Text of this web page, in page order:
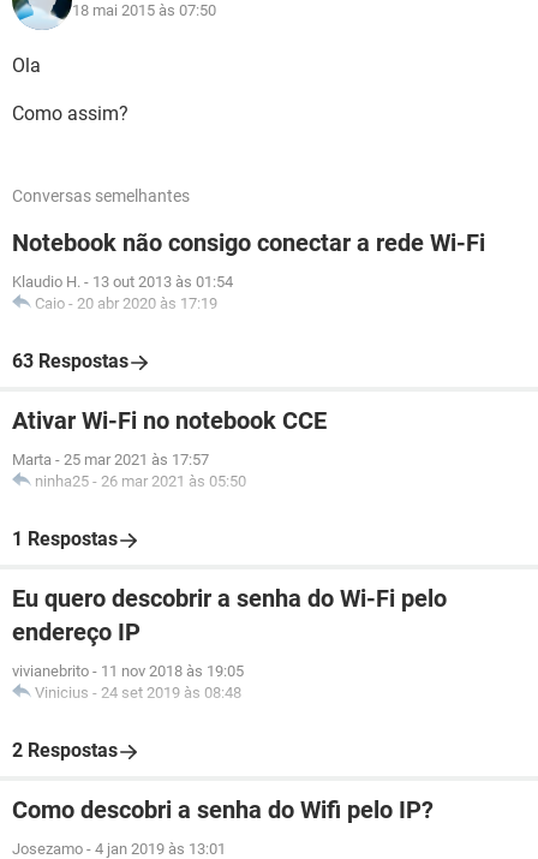
18 mai 2015 às 07:50
Ola
Como assim?
Conversas semelhantes
Notebook não consigo conectar a rede Wi-Fi
Klaudio H. - 13 out 2013 às 01:54
Caio - 20 abr 2020 às 17:19
63 Respostas
Ativar Wi-Fi no notebook CCE
Marta - 25 mar 2021 às 17:57
ninha25 - 26 mar 2021 às 05:50
1 Respostas
Eu quero descobrir a senha do Wi-Fi pelo
endereço IP
vivianebrito - 11 nov 2018 às 19:05
Vinicius - 24 set 2019 às 08:48
2 Respostas
Como descobri a senha do Wifi pelo IP?
Josezamo - 4 jan 2019 às 13:01